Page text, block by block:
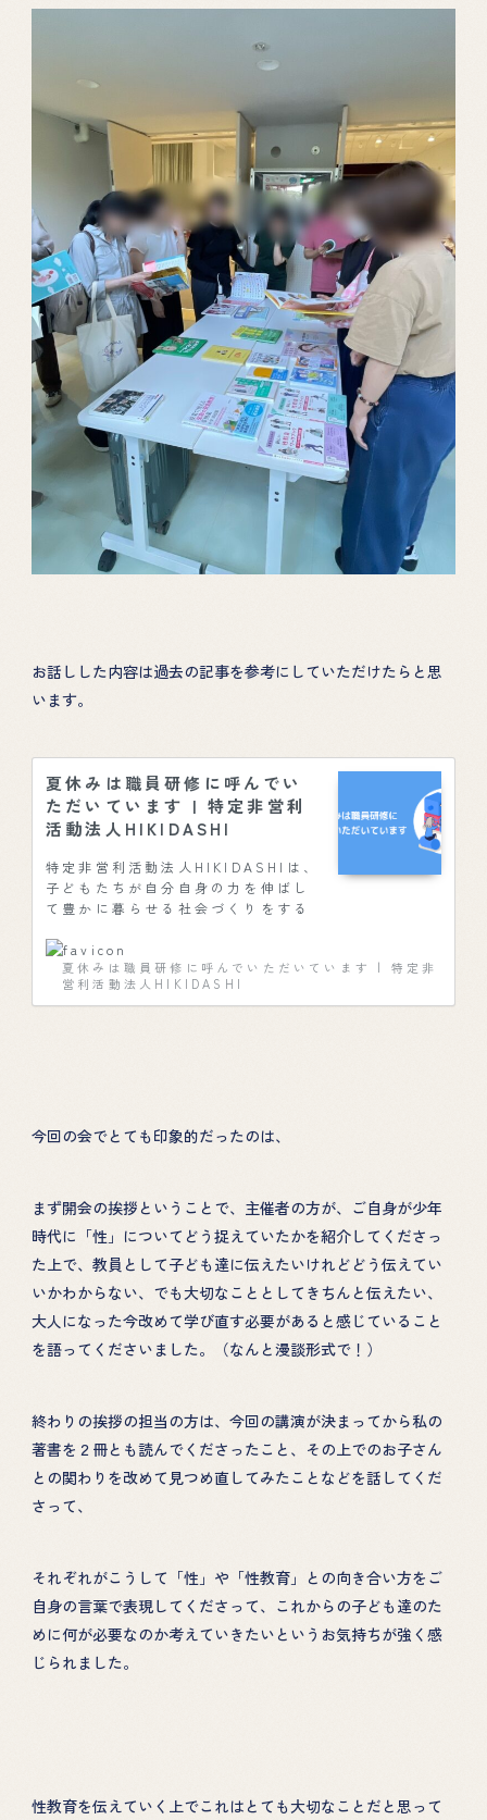
HOME
ABOUT
TOPICS
DONATION
GOODS
PROJECT
性教育の講演
性教育カフェ
絵本による性教育
お話しした内容は過去の記事を参考にしていただけたらと思
います。
夏休みは職員研修に呼んでい
ただいています | 特定非営利
活動法人HIKIDASHI
特定非営利活動法人HIKIDASHIは、
子どもたちが自分自身の力を伸ばし
て豊かに暮らせる社会づくりをする
り、コミュニケーション・異文化理
解、お金の教育など、これからの未
来を担う子どもたちの「イキルチカ
ラヲヒキダス」教育をお届けしま
夏休みは職員研修に呼んでいただいています | 特定非
営利活動法人HIKIDASHI
今回の会でとても印象的だったのは、
まず開会の挨拶ということで、主催者の方が、ご自身が少年
時代に「性」についてどう捉えていたかを紹介してくださっ
た上で、教員として子ども達に伝えたいけれどどう伝えてい
いかわからない、でも大切なこととしてきちんと伝えたい、
大人になった今改めて学び直す必要があると感じていること
を語ってくださいました。（なんと漫談形式で！）
終わりの挨拶の担当の方は、今回の講演が決まってから私の
著書を２冊とも読んでくださったこと、その上でのお子さん
との関わりを改めて見つめ直してみたことなどを話してくだ
さって、
それぞれがこうして「性」や「性教育」との向き合い方をご
自身の言葉で表現してくださって、これからの子ども達のた
めに何が必要なのか考えていきたいというお気持ちが強く感
じられました。
性教育を伝えていく上でこれはとても大切なことだと思って